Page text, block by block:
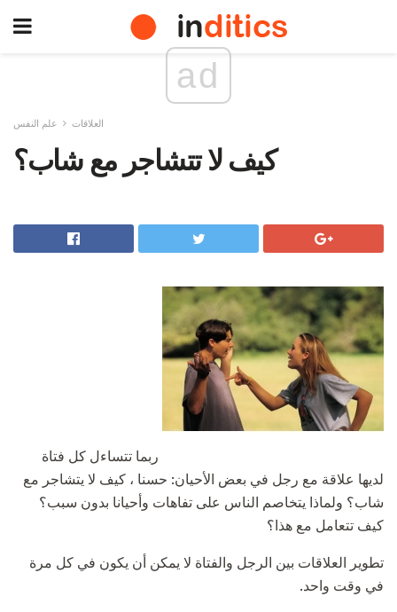
ad
العلاقات علم النفس
كيف لا تتشاجر مع شاب؟
ربما تتساءل كل فتاة
لديها علاقة مع رجل في بعض الأحيان: حسنا ، كيف لا يتشاجر مع
شاب؟ ولماذا يتخاصم الناس على تفاهات وأحيانا بدون سبب؟
كيف تتعامل مع هذا؟
تطوير العلاقات بين الرجل والفتاة لا يمكن أن يكون في كل مرة
في وقت واحد.